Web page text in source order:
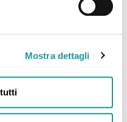
Mostra dettagli